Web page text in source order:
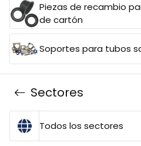
Piezas de recambio
de cartón
Soportes para tubos
Sectores
Todos los sectores